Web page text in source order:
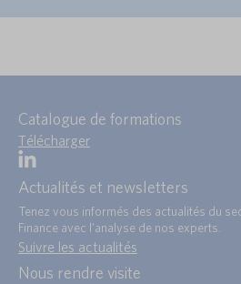
Catalogue de formations
Télécharger
Actualités et newsletters
Tenez vous informés des actualités du
Finance avec l’analyse de nos experts.
Suivre les actualités
Nous rendre visite